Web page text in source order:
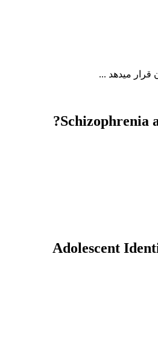
Schizophrenia
Adolescent